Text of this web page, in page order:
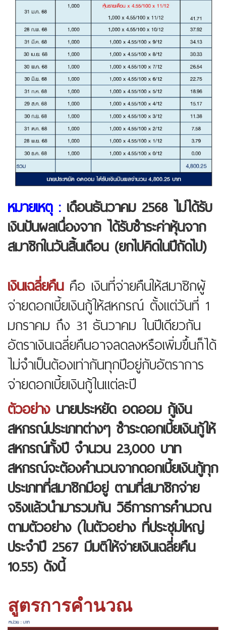
หมายเหตุ : เดือนธันวาคม 2568 ไม่ได้รับ
เงินปันผลเนื่องจาก ได้รับชำระค่าหุ้นจาก
สมาชิกในวันสิ้นเดือน (ยกไปคิดในปีถัดไป)
เงินเฉลี่ยคืนคือ เงินที่จ่ายคืนให้สมาชิกผู้
จ่ายดอกเบี้ยเงินกู้ให้สหกรณ์ ตั้งแต่วันที่ 1
มกราคม ถึง 31 ธันวาคม ในปีเดียวกัน
อัตราเงินเฉลี่ยคืนอาจลดลงหรือเพิ่มขึ้นก็ได้
ไม่จำเป็นต้องเท่ากันทุกปีอยู่กับอัตราการ
จ่ายดอกเบี้ยเงินกู้ในแต่ละปี
ตัวอย่างนายประหยัด อดออม กู้เงิน
สหกรณ์ประเภทต่างๆ ชำระดอกเบี้ยเงินกู้ให้
สหกรณ์ทั้งปี จำนวน 23,000 บาท
สหกรณ์จะต้องคำนวนจากดอกเบี้ยเงินกู้ทุก
ประเภทที่สมาชิกมีอยู่ ตามที่สมาชิกจ่าย
จริงแล้วนำมารวมกัน วิธีการการคำนวณ
ตามตัวอย่าง (ในตัวอย่าง ที่ประชุมใหญ่
ประจำปี 2567 มีมติให้จ่ายเงินเฉลี่ยคืน
10.55) ดังนี้
สูตรการคำนวณ